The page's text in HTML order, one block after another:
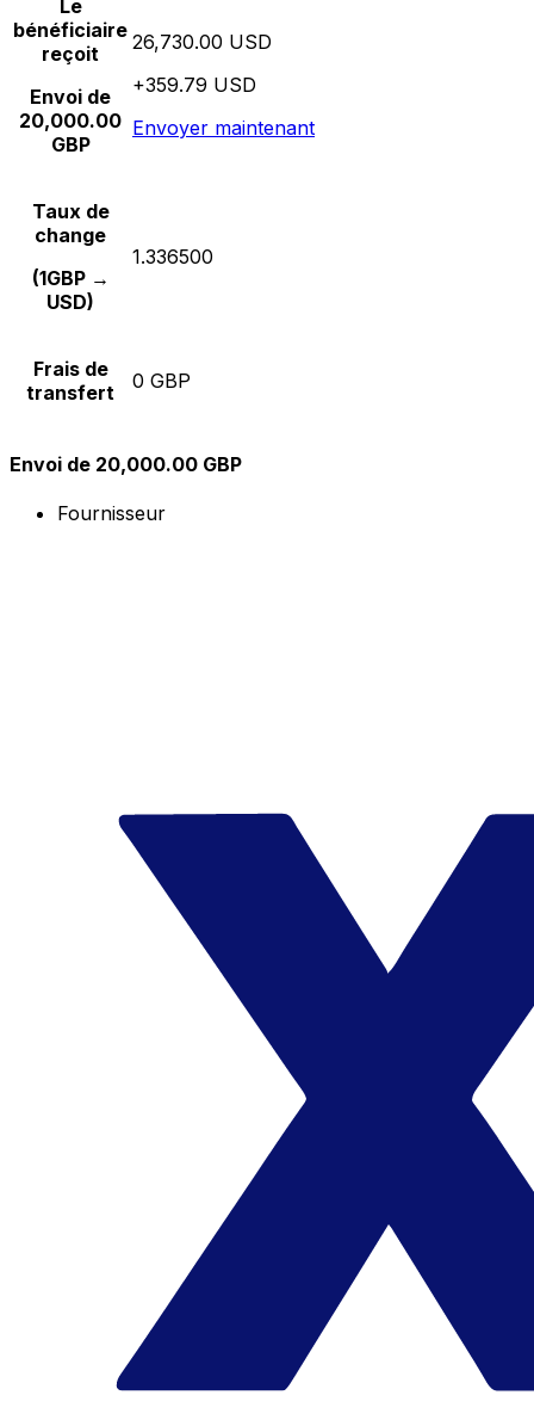
Le
bénéficiaire
reçoit
Envoi de
20,000.00
GBP
26,730.00 USD
+359.79 USD
Envoyer maintenant
Taux de
change
(1GBP →
USD)
1.336500
Frais de
transfert
0 GBP
Envoi de 20,000.00 GBP
Fournisseur